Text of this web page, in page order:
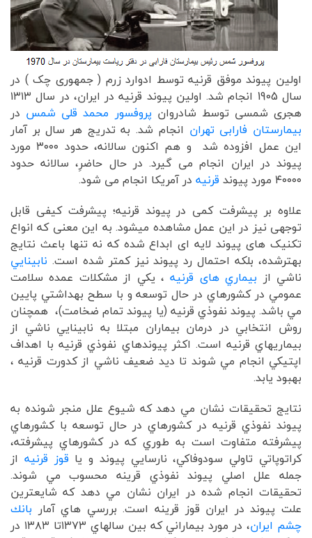
اولین پیوند موفق قرنیه توسط ادوارد زرم ( جمهوری چک ) در
سال 1905 انجام شد. اولین پیوند قرنیه در ایران، در سال ۱۳۱۳
هجری شمسی توسط شادروان پروفسور محمد قلی شمس در
بیمارستان فارابی تهران انجام شد. به تدریج هر سال بر آمار
این عمل افزوده شد و هم اکنون سالانه، حدود ۳۰۰۰ مورد
پیوند در ایران انجام می گیرد. در حال حاضرِ، سالانه حدود
۴۰۰۰۰ مورد پیوند
قرنیه در آمریکا انجام می شود.
علاوه بر پیشرفت کمی در پیوند قرنیه؛ پیشرفت کیفی قابل
توجهی نیز در این عمل مشاهده میشود. به این معنی که انواع
تکنیک های پیوند لایه ای ابداع شده که نه تنها باعث نتایج
بهترشده، بلکه احتمال رد پیوند نیز کمتر شده است. نابينايي
ناشي از بيماري های قرنيه ، يكي از مشكلات عمده سلامت
عمومي در كشورهاي در حال توسعه و با سطح بهداشتي پايين
مي باشد. پيوند نفوذي قرنيه (یا پیوند تمام ضخامت)، همچنان
روش انتخابي در درمان بيماران مبتلا به نابينايي ناشي از
بيماريهاي قرنيه است. اكثر پيوندهاي نفوذي قرنيه با اهداف
اپتيكي انجام مي شوند تا ديد ضعيف ناشي از كدورت قرنيه ،
بهبود يابد.
نتايج تحقيقات نشان مي دهد که شيوع علل منجر شونده به
پيوند نفوذي قرنيه در كشورهاي در حال توسعه با كشورهاي
پيشرفته متفاوت است به طوري كه در كشورهاي پيشرفته،
كراتوپاتي تاولي سودوفاكي، نارسايي پيوند و يا قوز قرنيه از
جمله علل اصلي پيوند نفوذي قرينه محسوب مي شوند.
تحقيقات انجام شده در ایران نشان مي دهد که شايعترين
علت پيوند در ايران قوز قرينه است. بررسي هاي آمار بانك
چشم ایران
، در مورد بيماراني كه بين سالهاي ۱۳۷۳تا ۱۳۸۳ در